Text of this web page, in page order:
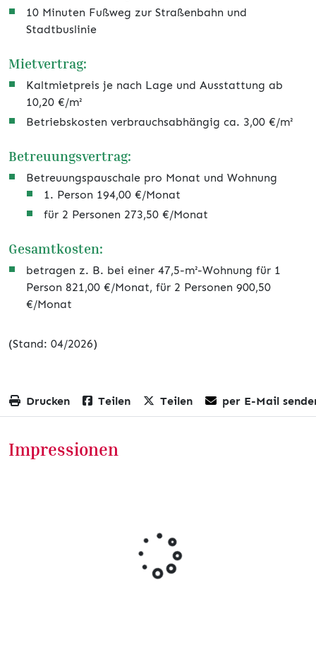
10 Minuten Fußweg zur Straßenbahn und
Stadtbuslinie
Mietvertrag:
Kaltmietpreis je nach Lage und Ausstattung ab
10,20 €/m²
Betriebskosten verbrauchsabhängig ca. 3,00 €/m²
Betreuungsvertrag:
Betreuungspauschale pro Monat und Wohnung
1. Person 194,00 €/Monat
für 2 Personen 273,50 €/Monat
Gesamtkosten:
betragen z. B. bei einer 47,5-m²-Wohnung für 1
Person 821,00 €/Monat, für 2 Personen 900,50
€/Monat
(Stand: 04/2026)
Drucken Teilen Teilen per E-Mail
Impressionen